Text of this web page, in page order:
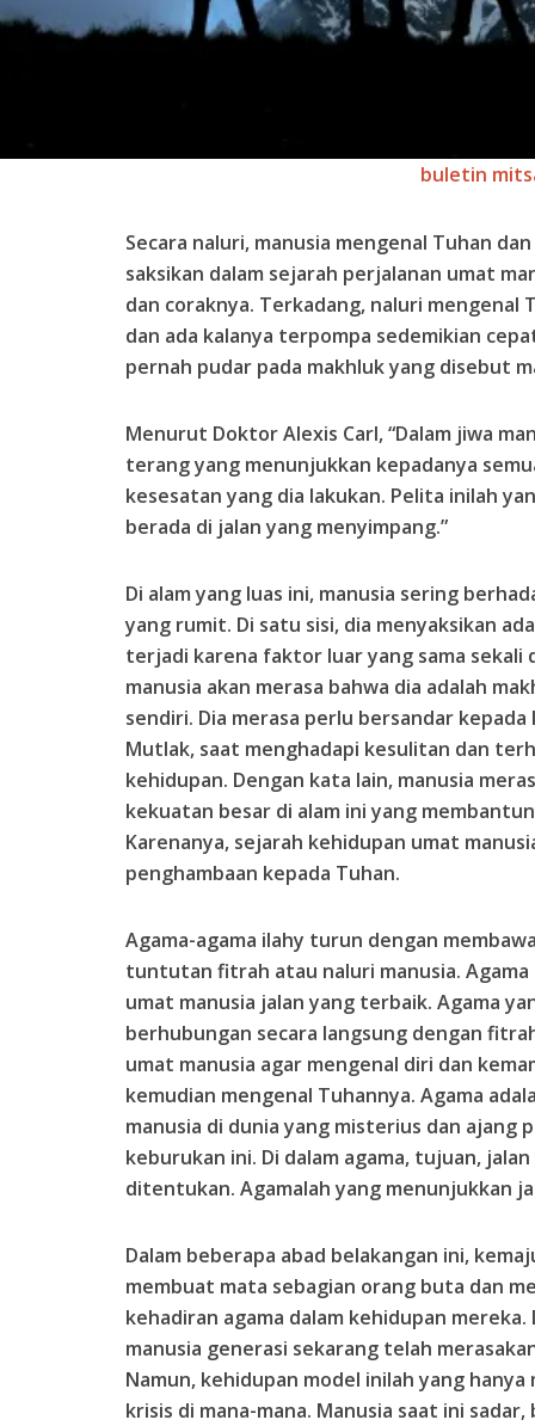
buletin
Secara naluri, manusia mengenal Tuhan
saksikan dalam sejarah perjalanan umat
dan coraknya. Terkadang, naluri
dan ada kalanya terpompa sedemikian
pernah pudar pada makhluk yang disebut
Menurut Doktor Alexis Carl, “Dalam jiwa
terang yang menunjukkan kepadanya
kesesatan yang dia lakukan. Pelita inilah
berada di jalan yang menyimpang.”
Di alam yang luas ini, manusia sering
yang rumit. Di satu sisi, dia menyaksikan
terjadi karena faktor luar yang sama sekali
manusia akan merasa bahwa dia adalah
sendiri. Dia merasa perlu bersandar
Mutlak, saat menghadapi kesulitan dan
kehidupan. Dengan kata lain, manusia
kekuatan besar di alam ini yang
Karenanya, sejarah kehidupan umat
penghambaan kepada Tuhan.
Agama-agama ilahy turun dengan
tuntutan fitrah atau naluri manusia.
umat manusia jalan yang terbaik. Agama
berhubungan secara langsung dengan
umat manusia agar mengenal diri dan
kemudian mengenal Tuhannya. Agama
manusia di dunia yang misterius dan ajang
keburukan ini. Di dalam agama, tujuan,
ditentukan. Agamalah yang menunjukkan
Dalam beberapa abad belakangan ini,
membuat mata sebagian orang buta dan
kehadiran agama dalam kehidupan
manusia generasi sekarang telah
Namun, kehidupan model inilah yang
krisis di mana-mana. Manusia saat ini